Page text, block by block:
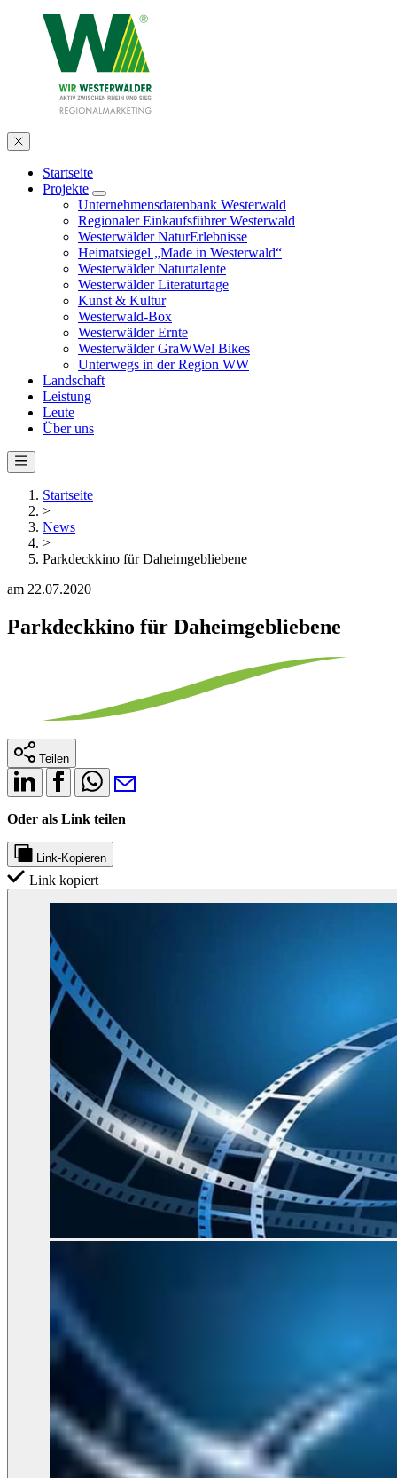
Startseite
Projekte
Unternehmensdatenbank Westerwald
Regionaler Einkaufsführer Westerwald
Westerwälder NaturErlebnisse
Heimatsiegel „Made in Westerwald“
Westerwälder Naturtalente
Westerwälder Literaturtage
Kunst & Kultur
Westerwald-Box
Westerwälder Ernte
Westerwälder GraWWel Bikes
Unterwegs in der Region WW
Landschaft
Leistung
Leute
Über uns
Startseite
>
News
>
Parkdeckkino für Daheimgebliebene
am 22.07.2020
Parkdeckkino für Daheimgebliebene
Teilen
Oder als Link teilen
Link-Kopieren
Link kopiert